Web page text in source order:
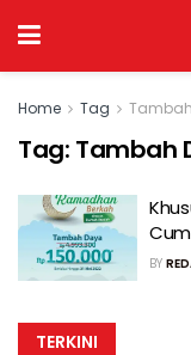
Home Tag
Tag: Tambah
BY
TERKINI